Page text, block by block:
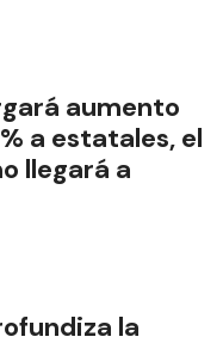
aumento
a estatales, el
llegará a
la